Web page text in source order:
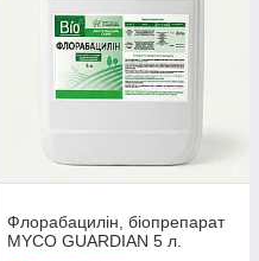
Флорабацилін, біопрепарат
MYCO GUARDIAN 5 л.